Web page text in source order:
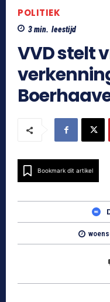
POLITIEK
3min. leestijd
VVD stelt
Bookmark dit artikel